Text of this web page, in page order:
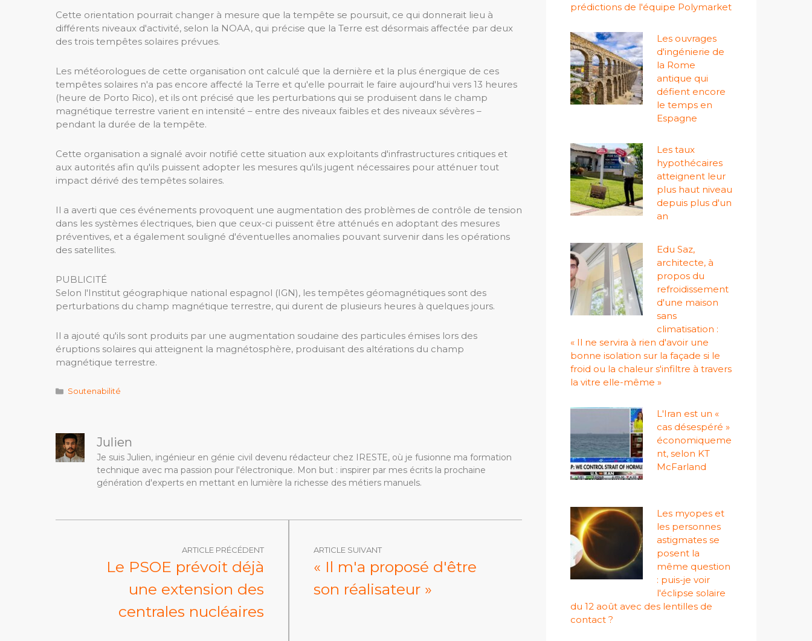
Cette orientation pourrait changer à mesure que la tempête se poursuit, ce qui donnerait lieu à
différents niveaux d'activité, selon la NOAA, qui précise que la Terre est désormais affectée par deux
des trois tempêtes solaires prévues.
Les météorologues de cette organisation ont calculé que la dernière et la plus énergique de ces
tempêtes solaires n'a pas encore affecté la Terre et qu'elle pourrait le faire aujourd'hui vers 13 heures
(heure de Porto Rico), et ils ont précisé que les perturbations qui se produisent dans le champ
magnétique terrestre varient en intensité – entre des niveaux faibles et des niveaux sévères –
pendant la durée de la tempête.
Cette organisation a signalé avoir notifié cette situation aux exploitants d'infrastructures critiques et
aux autorités afin qu'ils puissent adopter les mesures qu'ils jugent nécessaires pour atténuer tout
impact dérivé des tempêtes solaires.
Il a averti que ces événements provoquent une augmentation des problèmes de contrôle de tension
dans les systèmes électriques, bien que ceux-ci puissent être atténués en adoptant des mesures
préventives, et a également souligné d'éventuelles anomalies pouvant survenir dans les opérations
des satellites.
PUBLICITÉ
Selon l'Institut géographique national espagnol (IGN), les tempêtes géomagnétiques sont des
perturbations du champ magnétique terrestre, qui durent de plusieurs heures à quelques jours.
Il a ajouté qu'ils sont produits par une augmentation soudaine des particules émises lors des
éruptions solaires qui atteignent la magnétosphère, produisant des altérations du champ
magnétique terrestre.
Catégories
Soutenabilité
Julien
Je suis Julien, ingénieur en génie civil devenu rédacteur chez IRESTE, où je fusionne ma formation
technique avec ma passion pour l'électronique. Mon but : inspirer par mes écrits la prochaine
génération d'experts en mettant en lumière la richesse des métiers manuels.
ARTICLE PRÉCÉDENT
Le PSOE prévoit déjà
une extension des
centrales nucléaires
ARTICLE SUIVANT
« Il m'a proposé d'être
son réalisateur »
prédictions de l'équipe Polymarket
Les ouvrages
d'ingénierie de
la Rome
antique qui
défient encore
le temps en
Espagne
Les taux
hypothécaires
atteignent leur
plus haut niveau
depuis plus d'un
an
Edu Saz,
architecte, à
propos du
refroidissement
d'une maison
sans
climatisation :
« Il ne servira à rien d'avoir une
bonne isolation sur la façade si le
froid ou la chaleur s'infiltre à travers
la vitre elle-même »
L'Iran est un «
cas désespéré »
économiqueme
nt, selon KT
McFarland
Les myopes et
les personnes
astigmates se
posent la
même question
: puis-je voir
l'éclipse solaire
du 12 août avec des lentilles de
contact ?